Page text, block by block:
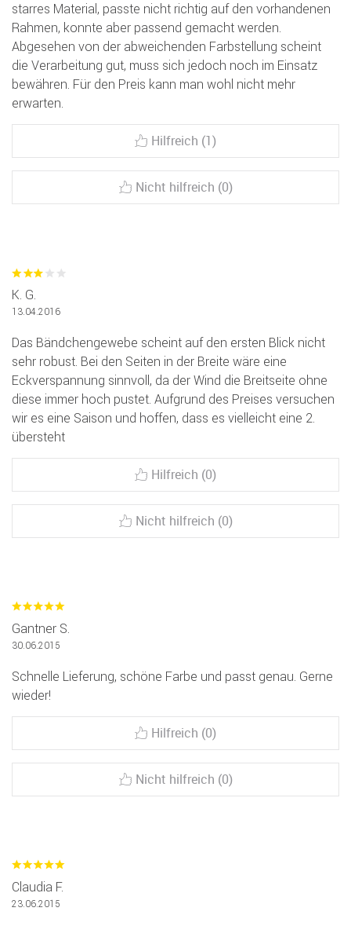
starres Material, passte nicht richtig auf den vorhandenen
Rahmen, konnte aber passend gemacht werden.
Abgesehen von der abweichenden Farbstellung scheint
die Verarbeitung gut, muss sich jedoch noch im Einsatz
bewähren. Für den Preis kann man wohl nicht mehr
erwarten.
Hilfreich (1)
Nicht hilfreich (0)
K. G.
13.04.2016
Das Bändchengewebe scheint auf den ersten Blick nicht
sehr robust. Bei den Seiten in der Breite wäre eine
Eckverspannung sinnvoll, da der Wind die Breitseite ohne
diese immer hoch pustet. Aufgrund des Preises versuchen
wir es eine Saison und hoffen, dass es vielleicht eine 2.
übersteht
Hilfreich (0)
Nicht hilfreich (0)
Gantner S.
30.06.2015
Schnelle Lieferung, schöne Farbe und passt genau. Gerne
wieder!
Hilfreich (0)
Nicht hilfreich (0)
Claudia F.
23.06.2015